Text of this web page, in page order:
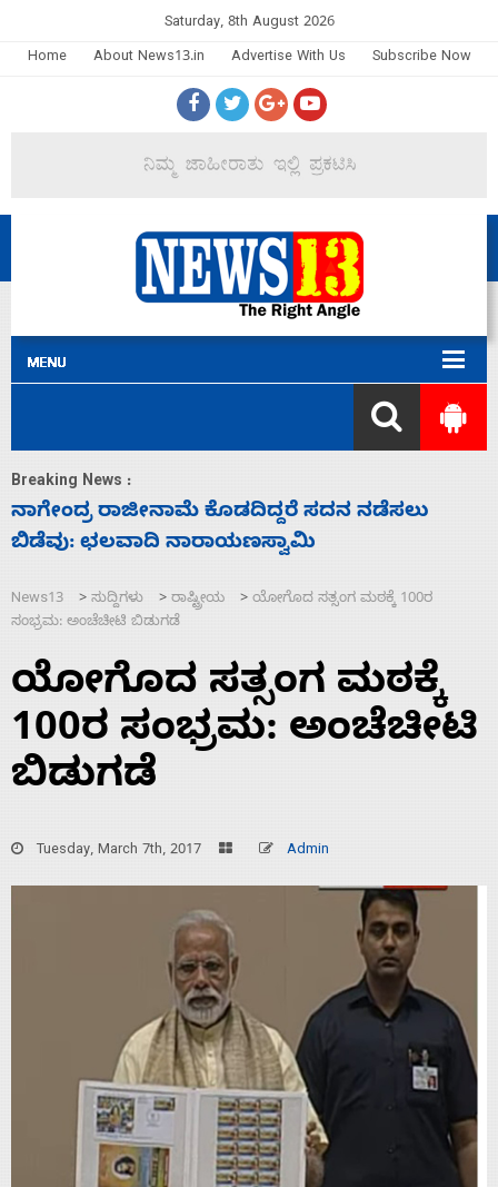
Saturday, 8th August 2026
Home
About News13.in Advertise With Us Subscribe Now
Breaking News :
ಸಚಿವ ಸಂಪುಟ ವಿಸ್ತರಣೆ ಮಾಡಿದ್ದು ಹಣಬಲ ಮತ್ತು
ಹೈಕಮಾಂಡ್ ರಾಜಕಾರಣಕ್ಕೆ: ವಿಜಯೇಂದ್ರ
News13 > ಸುದ್ದಿಗಳು > ರಾಷ್ಟ್ರೀಯ > ಯೋಗೊದ ಸತ್ಸಂಗ ಮಠಕ್ಕೆ 100ರ
ಸಂಭ್ರಮ: ಅಂಚೆಚೀಟಿ ಬಿಡುಗಡೆ
ಯೋಗೊದ ಸತ್ಸಂಗ ಮಠಕ್ಕೆ
100ರ ಸಂಭ್ರಮ: ಅಂಚೆಚೀಟಿ
ಬಿಡುಗಡೆ
Tuesday, March 7th, 2017 Admin